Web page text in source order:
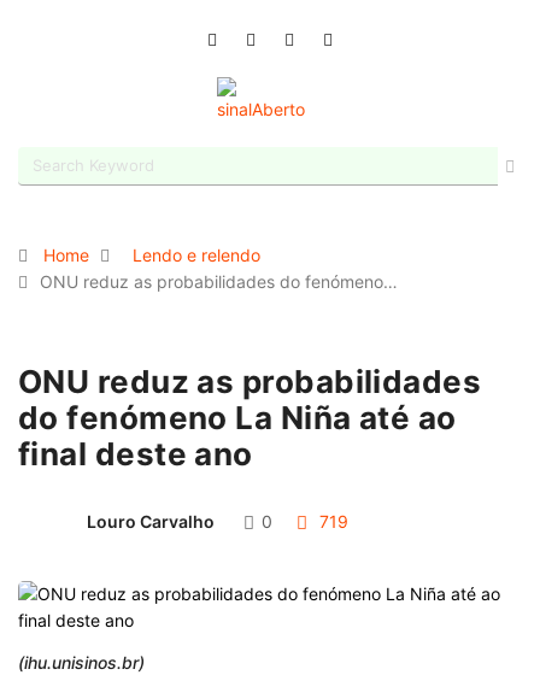
Home
Lendo e relendo
ONU reduz as probabilidades do fenómeno…
ONU reduz as probabilidades
do fenómeno La Niña até ao
final deste ano
Louro Carvalho 0 719
(ihu.unisinos.br)